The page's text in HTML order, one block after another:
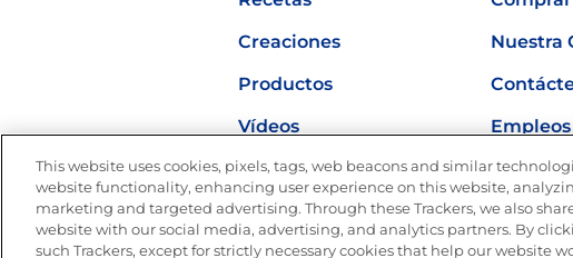
Creaciones
Nuestra
Productos
Vídeos
Empleos
Nutrición
This website uses cookies, pixels, tags, web beacons and similar
website functionality, enhancing user experience on this website,
marketing and targeted advertising. Through these Trackers, we also
website with our social media, advertising, and analytics partners. By
such Trackers, except for strictly necessary cookies that help our website